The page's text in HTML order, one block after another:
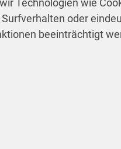
Technologien wie
oder
beeinträchtigt